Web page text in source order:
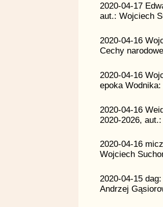
2020-04-17
aut.: Wojciech
2020-04-16
Cechy
2020-04-16
epoka
2020-04-16
2020-2026,
2020-04-16
Wojciech
2020-04-15 dag:
Andrzej